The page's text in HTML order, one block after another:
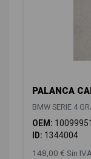
PALANCA
BMW SERIE 4
OEM:
ID: 1344004
148,00 € Sin IVA